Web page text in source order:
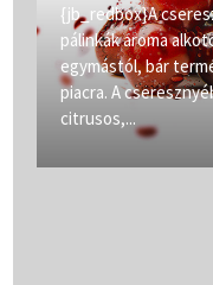
{jb_redbox}A
pálinkák aroma
egymástól, bár
piacra. A
citrusos,...